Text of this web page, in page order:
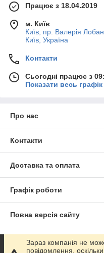
Працює з 18.04.2019
м. Київ
Київ, пр. Валерія
Київ, Україна
Контакти
Сьогодні працює з
Показати весь
Про нас
Контакти
Доставка та оплата
Графік роботи
Повна версія сайту
Сайт створено на
Зараз компанія не
повідомлення,